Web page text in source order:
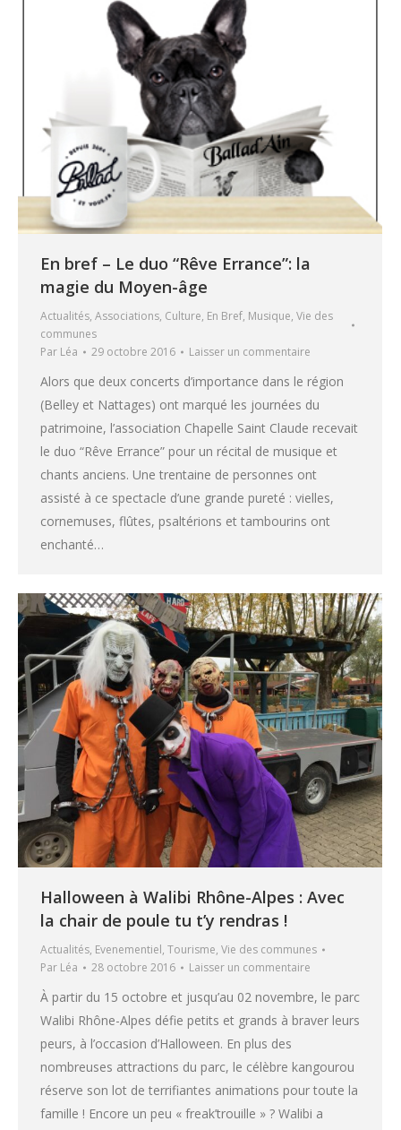
En bref – Le duo “Rêve Errance”: la
magie du Moyen-âge
Actualités, Associations, Culture, En Bref, Musique, Vie des
communes
Par Léa 29 octobre 2016 Laisser un commentaire
Alors que deux concerts d’importance dans le région
(Belley et Nattages) ont marqué les journées du
patrimoine, l’association Chapelle Saint Claude recevait
le duo “Rêve Errance” pour un récital de musique et
chants anciens. Une trentaine de personnes ont
assisté à ce spectacle d’une grande pureté : vielles,
cornemuses, flûtes, psaltérions et tambourins ont
enchanté…
Halloween à Walibi Rhône-Alpes : Avec
la chair de poule tu t’y rendras !
Actualités, Evenementiel, Tourisme, Vie des communes
Par Léa 28 octobre 2016 Laisser un commentaire
À partir du 15 octobre et jusqu’au 02 novembre, le parc
Walibi Rhône-Alpes défie petits et grands à braver leurs
peurs, à l’occasion d’Halloween. En plus des
nombreuses attractions du parc, le célèbre kangourou
réserve son lot de terrifiantes animations pour toute la
famille ! Encore un peu « freak’trouille » ? Walibi a